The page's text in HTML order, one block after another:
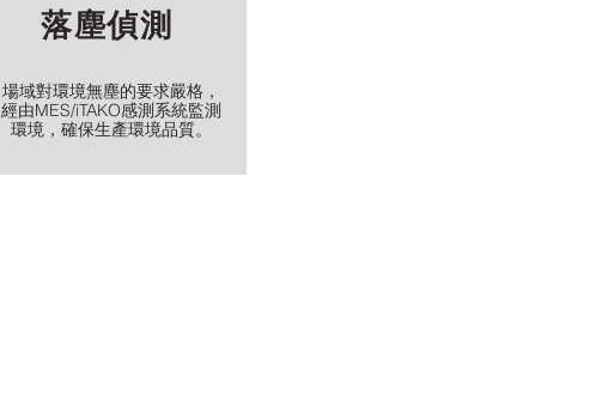
落塵偵測
場域對環境無塵的要求嚴格，
經由MES/iTAKO感測系統監測
環境，確保生產環境品質。